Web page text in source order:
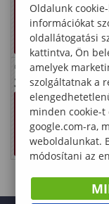
dőszak
doktor
andusz
részére
dőszak
doktor
andusz
ok
részére
Oszkár
31
Vizsgai
dőszak
doktor
andusz
részére
Oldalunk
információkat
oldallátogatási
kattintva, Ön
amelyek
szolgáltatnak a
minden cookie-
google.com-ra,
weboldalunkat.
módosítani az